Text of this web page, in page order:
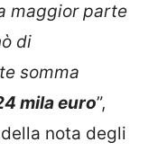
maggior parte
di
somma
mila euro”,
nota degli